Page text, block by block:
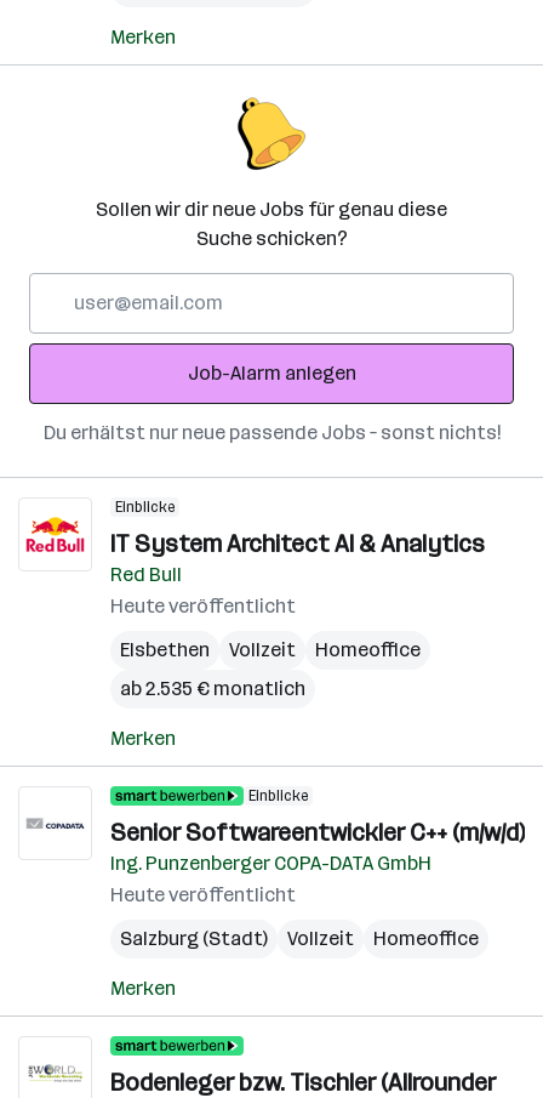
Merken
Sollen wir dir neue Jobs für genau diese
Suche schicken?
Adresse
Job-Alarm anlegen
Du erhältst nur neue passende Jobs – sonst nichts!
Einblicke
IT System Architect AI & Analytics
Red Bull
Heute veröffentlicht
Elsbethen
Vollzeit
Homeoffice
ab 2.535 € monatlich
Merken
Einblicke
Senior Softwareentwickler C++ (m/w/d)
Ing. Punzenberger COPA-DATA GmbH
Heute veröffentlicht
Salzburg (Stadt)
Vollzeit Homeoffice
Merken
Bodenleger bzw. Tischler (Allrounder